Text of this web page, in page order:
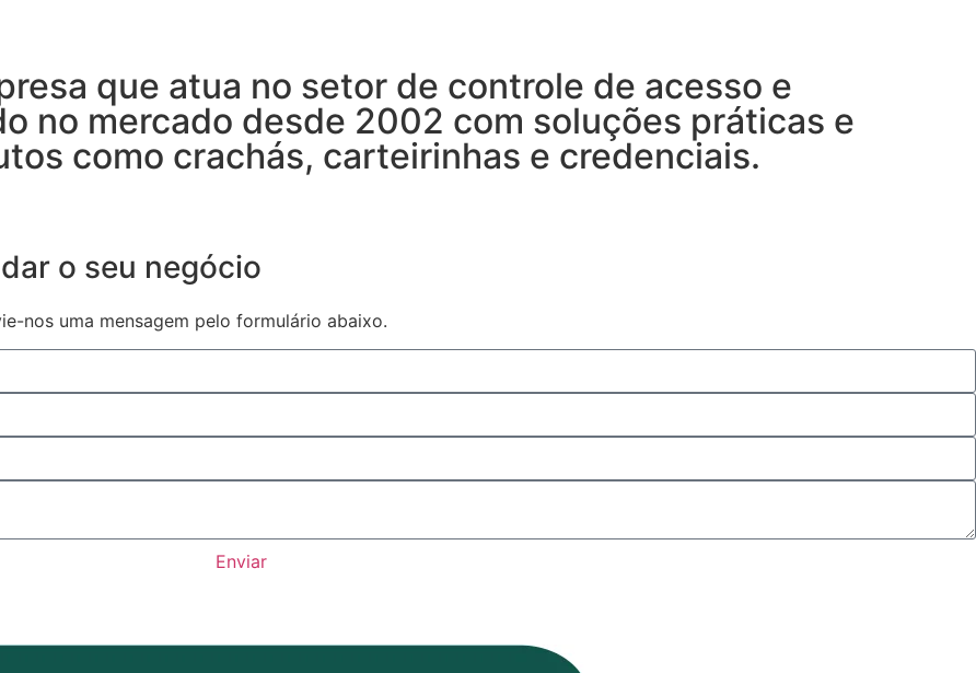
que atua no setor de controle de acesso e
no mercado desde 2002 com soluções práticas e
como crachás, carteirinhas e credenciais.
o seu negócio
nos uma mensagem pelo formulário abaixo.
Enviar